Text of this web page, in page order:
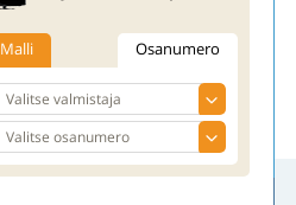
Malli Osanumero